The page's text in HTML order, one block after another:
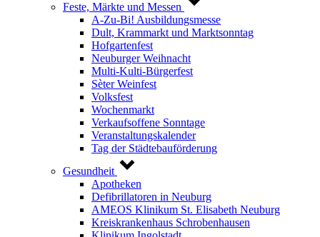
Feste, Märkte und Messen
A-Zu-Bi! Ausbildungsmesse
Dult, Krammarkt und Marktsonntag
Hofgartenfest
Neuburger Weihnacht
Multi-Kulti-Bürgerfest
Sèter Weinfest
Volksfest
Wochenmarkt
Verkaufsoffene Sonntage
Veranstaltungskalender
Tag der Städtebauförderung
Gesundheit
Apotheken
Defibrillatoren in Neuburg
AMEOS Klinikum St. Elisabeth Neuburg
Kreiskrankenhaus Schrobenhausen